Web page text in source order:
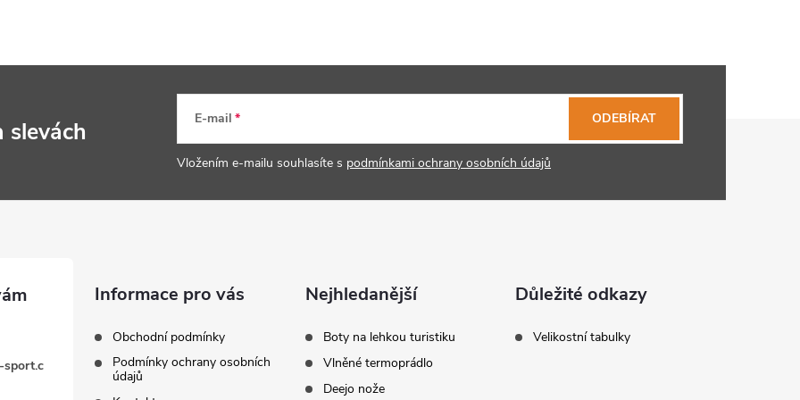
slevách E-mail
Vložením e-mailu souhlasíte s podmínkami ochrany osobních údajů
ODEBÍRAT
Informace pro vás
Obchodní podmínky
Podmínky ochrany osobních
údajů
Nejhledanější
Boty na lehkou turistiku
Vlněné termoprádlo
Deejo nože
Důležité odkazy
Velikostní tabulky